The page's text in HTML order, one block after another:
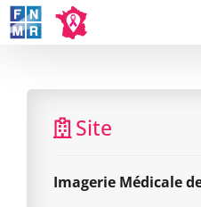
Skip
to
Site
Imagerie Médicale